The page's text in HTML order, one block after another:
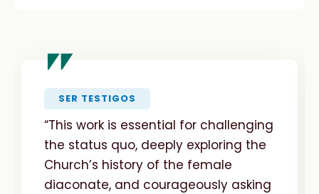
"SER TESTIGOS
“This work is essential for challenging
the status quo, deeply exploring the
Church’s history of the female
diaconate, and courageously asking